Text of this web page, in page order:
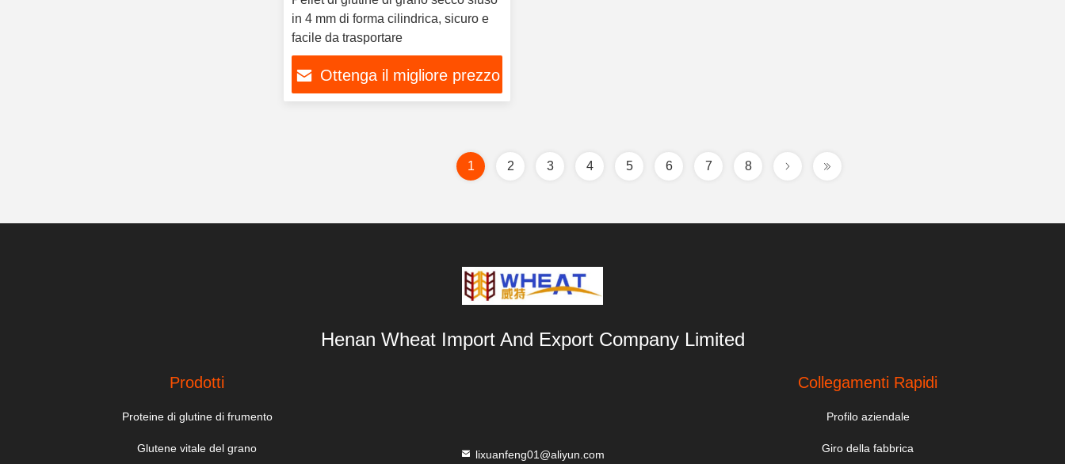
in 4 mm di forma cilindrica, sicuro e
facile da trasportare
Ottenga il migliore prezzo
1 2 3 4 5 6 7 8
Henan Wheat Import And Export Company Limited
Prodotti
Proteine di glutine di frumento
Glutene vitale del grano lixuanfeng01@aliyun.com
Collegamenti Rapidi
Profilo aziendale
Giro della fabbrica